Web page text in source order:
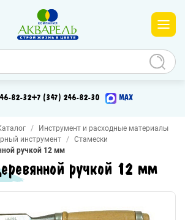
82-32+7 (347) 246-82-30 MAX
Инструмент и расходные материалы
инструмент
Стамески
ручкой 12 мм
ручкой 12 мм